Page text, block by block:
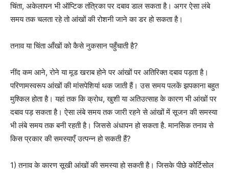
चिंता, अकेलापन भी ऑप्टिक तंत्रिका पर दबाव डाल सकता है। अगर ऐसा लंबे
समय तक चलता रहे तो आंखों की रोशनी जाने का डर हो सकता है।
तनाव या चिंता आँखों को कैसे नुकसान पहुँचाती है?
नींद कम आने, रोने या मूड खराब होने पर आंखों पर अतिरिक्त दबाव पड़ता है।
परिणामस्वरूप आंखों की मांसपेशियां थक जाती हैं। उस समय पलकें झपकाना बहुत
मुश्किल होता है। यहां तक ​​कि क्रोध, खुशी या अतिउत्साह के कारण भी आंखों पर
दबाव पड़ सकता है। ऐसा लंबे समय तक जारी रहने से आंखों में सूजन की समस्या
भी लंबे समय तक बनी रहती है। जिससे अंधापन हो सकता है. मानसिक तनाव से
किस प्रकार की समस्याएँ उत्पन्न हो सकती हैं?
1) तनाव के कारण सूखी आंखों की समस्या हो सकती है। जिसके पीछे कोर्टिसोल